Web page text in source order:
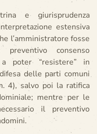
e giurisprudenza
estensiva
l’amministratore fosse
consenso
a poter “resistere” in
delle parti comuni
4), salvo poi la ratifica
mentre per le
il preventivo